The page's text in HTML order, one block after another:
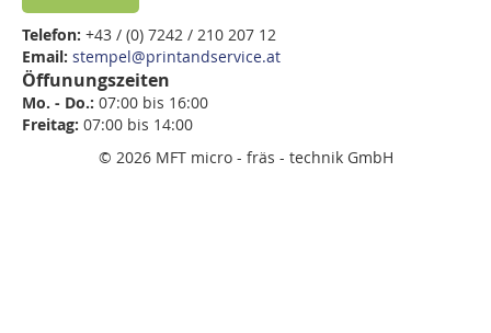
Telefon: +43 / (0) 7242 / 210 207 12
Email: stempel@printandservice.at
Öffunungszeiten
Mo. - Do.: 07:00 bis 16:00
Freitag: 07:00 bis 14:00
© 2026 MFT micro - fräs - technik GmbH